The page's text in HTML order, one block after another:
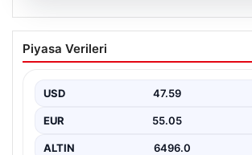
Rafet Dalkıran kimdir? Yeni
Kuvvetleri Komutanı Rafet
Piyasa Verileri
USD 47.59
EUR 55.05
ALTIN 6496.0